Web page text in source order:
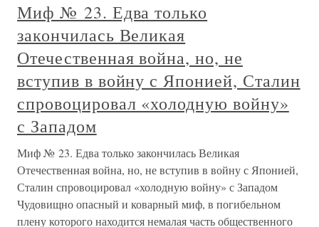
Миф № 23. Едва только
закончилась Великая
Отечественная война, но, не
вступив в войну с Японией, Сталин
спровоцировал «холодную войну»
с Западом
Миф № 23. Едва только закончилась Великая
Отечественная война, но, не вступив в войну с Японией,
Сталин спровоцировал «холодную войну» с Западом
Чудовищно опасный и коварный миф, в погибельном
плену которого находится немалая часть общественного